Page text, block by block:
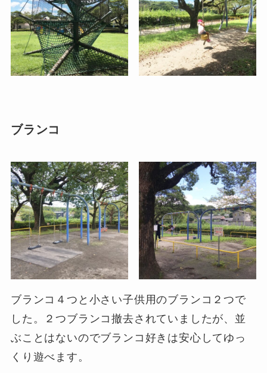
ブランコ
ブランコ４つと小さい子供用のブランコ２つで
した。２つブランコ撤去されていましたが、並
ぶことはないのでブランコ好きは安心してゆっ
くり遊べます。